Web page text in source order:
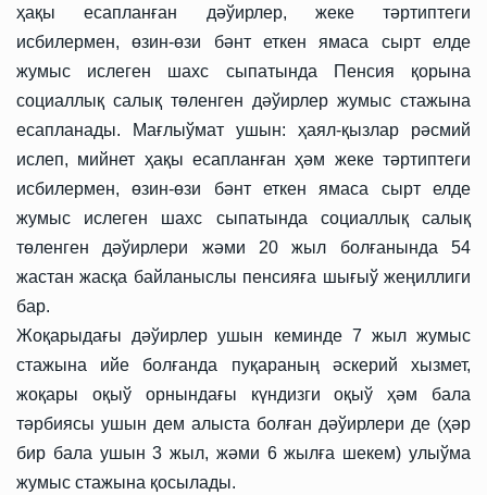
ҳақы есапланған дәўирлер, жеке тәртиптеги
исбилермен, өзин-өзи бәнт еткен ямаса сырт елде
жумыс ислеген шахс сыпатында Пенсия қорына
социаллық салық төленген дәўирлер жумыс стажына
есапланады. Мағлыўмат ушын: ҳаял-қызлар рәсмий
ислеп, мийнет ҳақы есапланған ҳәм жеке тәртиптеги
исбилермен, өзин-өзи бәнт еткен ямаса сырт елде
жумыс ислеген шахс сыпатында социаллық салық
төленген дәўирлери жәми 20 жыл болғанында 54
жастан жасқа байланыслы пенсияға шығыў жеңиллиги
бар.
Жоқарыдағы дәўирлер ушын кеминде 7 жыл жумыс
стажына ийе болғанда пуқараның әскерий хызмет,
жоқары оқыў орнындағы күндизги оқыў ҳәм бала
тәрбиясы ушын дем алыста болған дәўирлери де (ҳәр
бир бала ушын 3 жыл, жәми 6 жылға шекем) улыўма
жумыс стажына қосылады.